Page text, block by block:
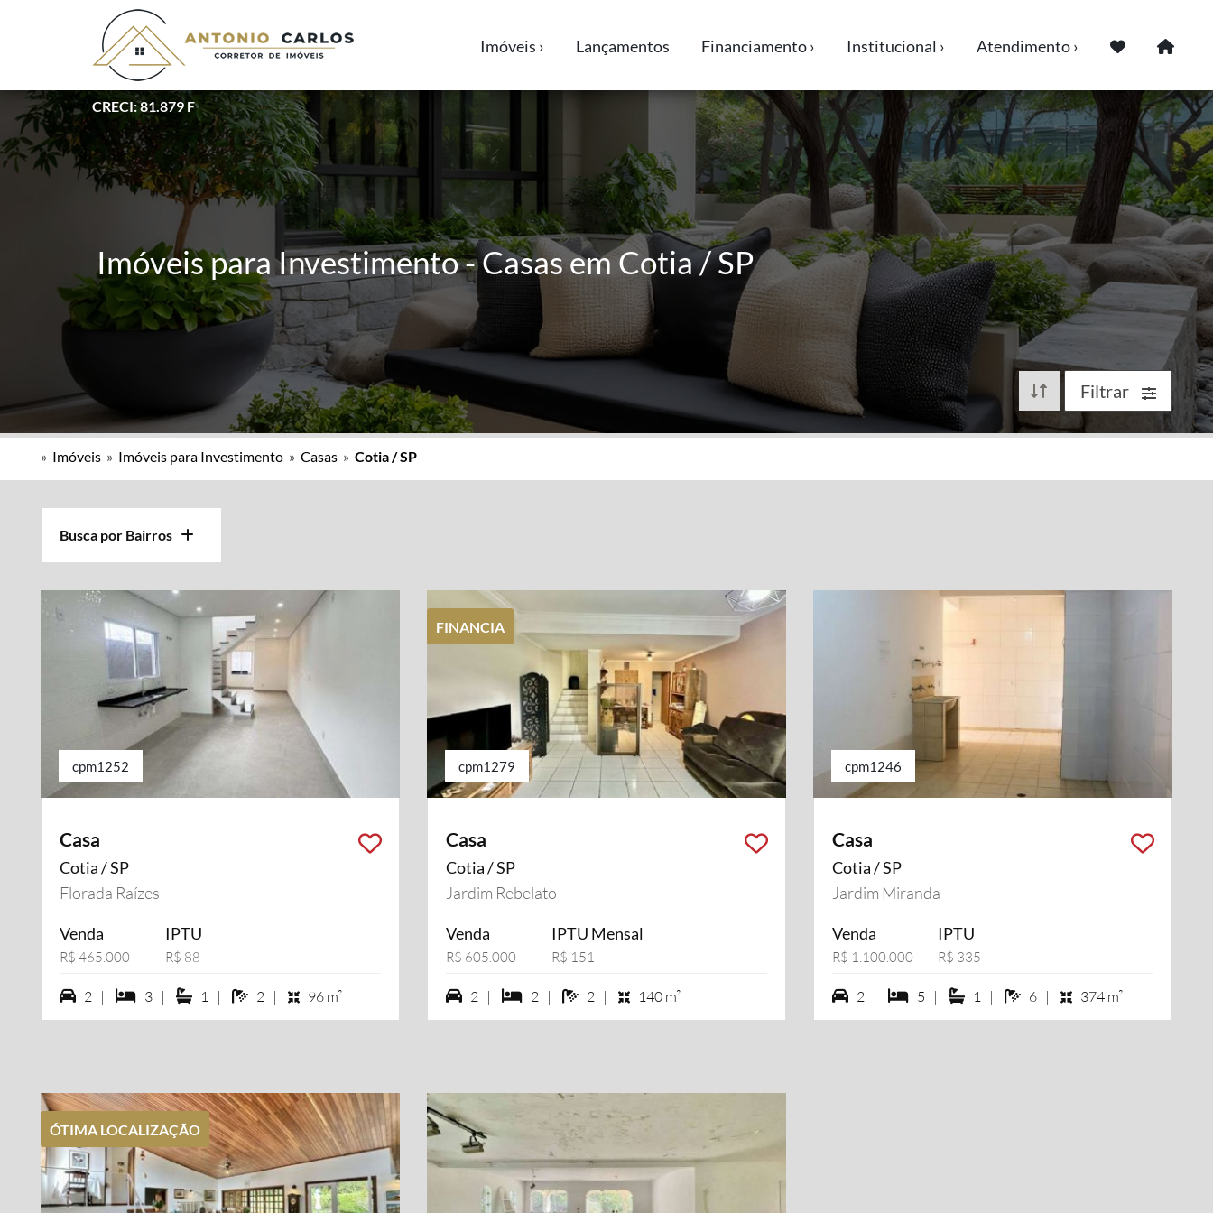
CRECI: 81.879 F
Imóveis › Lançamentos Financiamento › Institucional › Atendimento ›
Imóveis para Investimento - Casas em Cotia / SP
Filtrar
» Imóveis » Imóveis para Investimento » Casas » Cotia / SP
Busca por Bairros
cpm1252
Casa
Cotia / SP
Florada Raízes
Venda
R$ 465.000
IPTU
R$ 88
2 vagas na garagem
2 | 3 dormiórios
3 | 1 suítes
1 | 2 banheiros
2 | 96 m²
FINANCIA
cpm1279
Casa
Cotia / SP
Jardim Rebelato
Venda
R$ 605.000
IPTU Mensal
R$ 151
2 vagas na garagem
2 | 2 dormiórios
2 | 2 banheiros
2 | 140 m²
cpm1246
Casa
Cotia / SP
Jardim Miranda
Venda
R$ 1.100.000
IPTU
R$ 335
2 vagas na garagem
2 | 5 dormiórios
5 | 1 suítes
1 | 6 banheiros
6 | 374 m²
ÓTIMA LOCALIZAÇÃO